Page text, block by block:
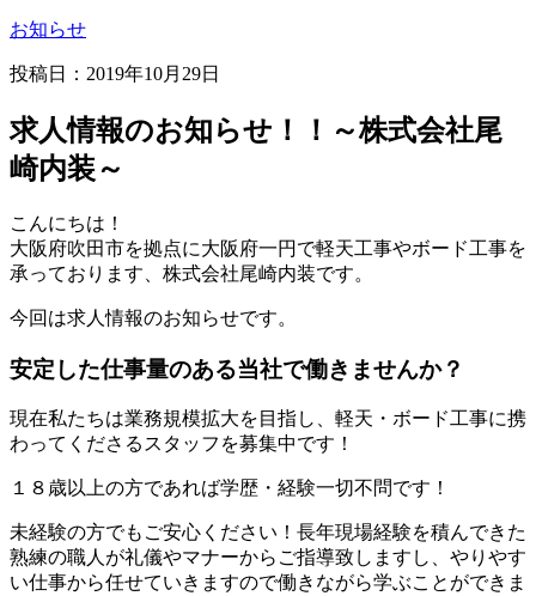
お知らせ
投稿日： 2019年10月29日
求人情報のお知らせ！！～株式会社尾
崎内装～
こんにちは！
大阪府吹田市を拠点に大阪府一円で軽天工事やボード工事を
承っております、株式会社尾崎内装です。
今回は求人情報のお知らせです。
安定した仕事量のある当社で働きませんか？
現在私たちは業務規模拡大を目指し、軽天・ボード工事に携
わってくださるスタッフを募集中です！
１８歳以上の方であれば学歴・経験一切不問です！
未経験の方でもご安心ください！長年現場経験を積んできた
熟練の職人が礼儀やマナーからご指導致しますし、やりやす
い仕事から任せていきますので働きながら学ぶことができま